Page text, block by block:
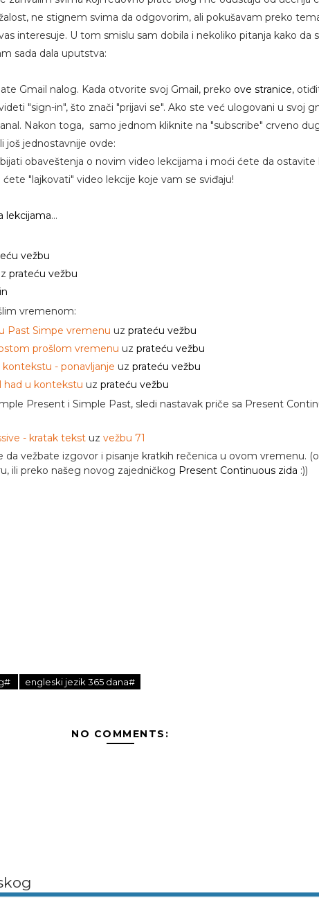
ne stignem svima da odgovorim, ali pokušavam preko
interesuje. U tom smislu sam dobila i nekoliko pitanja kako da
sada dala uputstva:
Gmail nalog. Kada otvorite svoj Gmail, preko ove stranice,
"sign-in", što znači "prijavi se". Ako ste već ulogovani u svoj
Nakon toga, samo jednom kliknite na "subscribe" crveno
još jednostavnije ovde:
obaveštenja o novim video lekcijama i moći ćete da
"lajkovati" video lekcije koje vam se sviđaju!
lekcijama...
vežbu
prateću vežbu
vremenom:
Past Simpe vremenu uz prateću vežbu
prošlom vremenu uz prateću vežbu
kontekstu - ponavljanje uz prateću vežbu
had u kontekstu uz prateću vežbu
Present i Simple Past, sledi nastavak priče sa Present
- kratak tekst uz vežbu 71
da vežbate izgovor i pisanje kratkih rečenica u ovom vremenu.
ili preko našeg novog zajedničkog Present Continuous zida :))
engleski jezik 365 dana#
NO COMMENTS: